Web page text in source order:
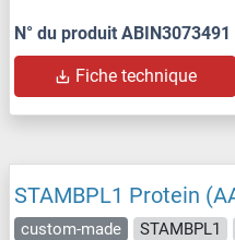
N° du produit ABIN3073491
Fiche technique
STAMBPL1 Protein
custom-made STAMBPL1